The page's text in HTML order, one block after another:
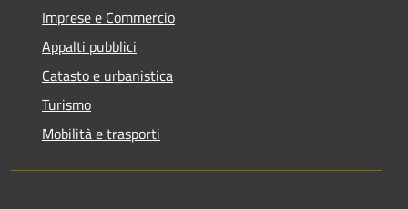
Imprese e Commercio
Appalti pubblici
Catasto e urbanistica
Turismo
Mobilità e trasporti